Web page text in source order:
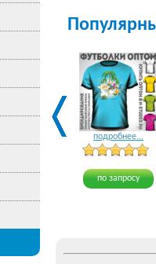
подробнее...
по запросу